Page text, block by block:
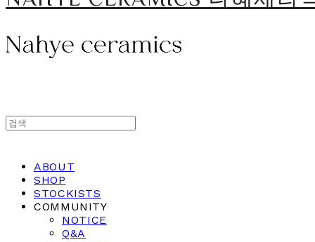
ABOUT
SHOP
STOCKISTS
COMMUNITY
NOTICE
Q&A